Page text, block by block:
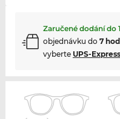
Zaručené dodání do
objednávku do 7
vyberte UPS-Express